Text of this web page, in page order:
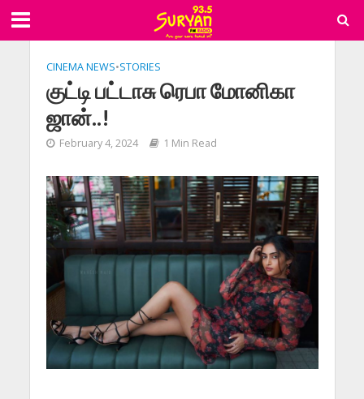
CINEMA NEWS•STORIES
குட்டி பட்டாசு ரெபா மோனிகா
ஜான்..!
February 4, 2024 1 Min Read